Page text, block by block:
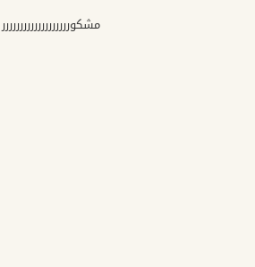
مشكوررررررررررررررررررر